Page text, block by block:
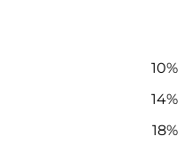
10%
14%
18%